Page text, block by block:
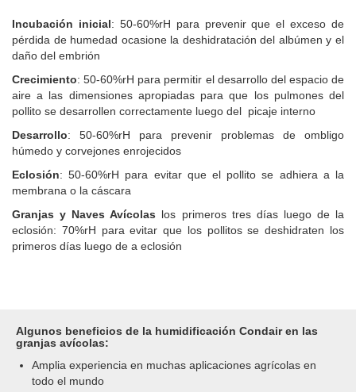
Incubación inicial: 50-60%rH para prevenir que el exceso de
pérdida de humedad ocasione la deshidratación del albúmen y el
daño del embrión
Crecimiento: 50-60%rH para permitir el desarrollo del espacio de
aire a las dimensiones apropiadas para que los pulmones del
pollito se desarrollen correctamente luego del picaje interno
Desarrollo: 50-60%rH para prevenir problemas de ombligo
húmedo y corvejones enrojecidos
Eclosión: 50-60%rH para evitar que el pollito se adhiera a la
membrana o la cáscara
Granjas y Naves Avícolas los primeros tres días luego de la
eclosión: 70%rH para evitar que los pollitos se deshidraten los
primeros días luego de a eclosión
Algunos beneficios de la humidificación Condair en las
granjas avícolas:
Amplia experiencia en muchas aplicaciones agrícolas en
todo el mundo